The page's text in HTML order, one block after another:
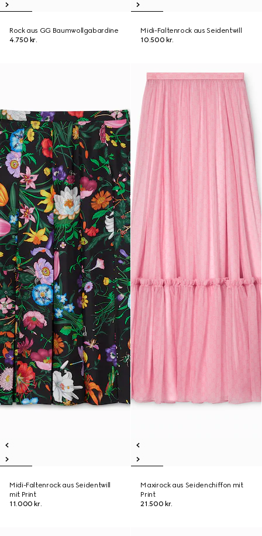
Rock aus GG Baumwollgabardine
4.750 kr.
Midi-Faltenrock aus Seidentwill
10.500 kr.
Midi-Faltenrock aus Seidentwill
mit Print
11.000 kr.
Maxirock aus Seidenchiffon mit
Print
21.500 kr.